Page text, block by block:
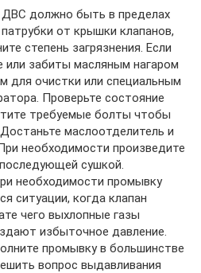
ДВС должно быть в пределах
от крышки клапанов,
степень загрязнения. Если
или забиты масляным нагаром
для очистки или специальным
Проверьте состояние
требуемые болты чтобы
маслоотделитель и
необходимости произведите
сушкой.
необходимости промывку
ситуации, когда клапан
чего выхлопные газы
избыточное давление.
промывку в большинстве
вопрос выдавливания